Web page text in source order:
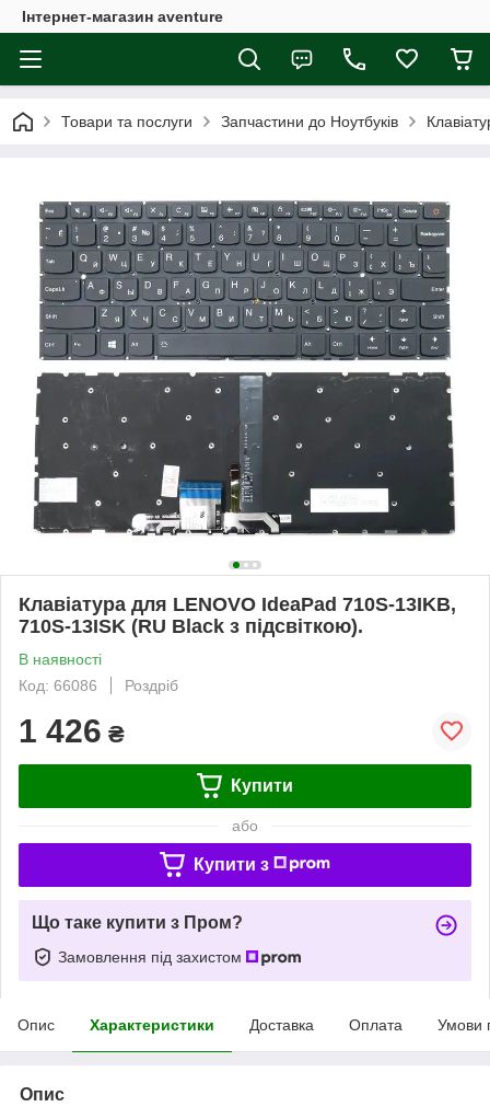
Інтернет-магазин aventure
Товари та послуги Запчастини до Ноутбуків
Клавіатура для LENOVO IdeaPad 710S-13IKB,
710S-13ISK (RU Black з підсвіткою).
В наявності
Код: 66086
Роздріб
1 426 ₴
Купити
або
Купити з
Що таке купити з Пром?
Замовлення під захистом
Опис Характеристики Доставка Оплата Умови
Опис